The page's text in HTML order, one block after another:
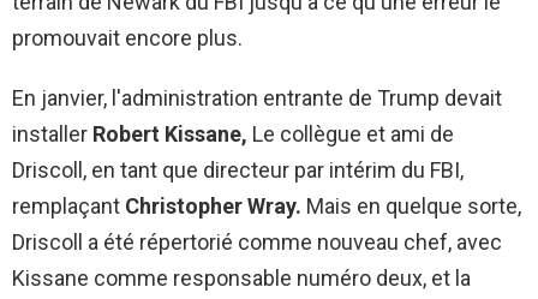
promouvait encore plus.
En janvier, l'administration entrante de Trump devait
installer Robert Kissane, Le collègue et ami de
Driscoll, en tant que directeur par intérim du FBI,
remplaçant Christopher Wray. Mais en quelque sorte,
Driscoll a été répertorié comme nouveau chef, avec
Kissane comme responsable numéro deux, et la